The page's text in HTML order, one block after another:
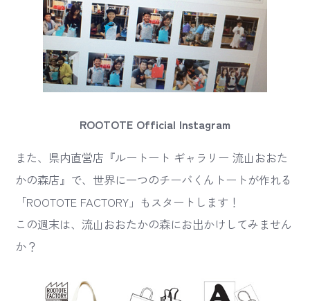
ROOTOTE Official Instagram
また、県内直営店『ルートート ギャラリー 流山おおた
かの森店』で、世界に一つのチーバくんトートが作れる
「ROOTOTE FACTORY」もスタートします！
この週末は、流山おおたかの森にお出かけしてみません
か？